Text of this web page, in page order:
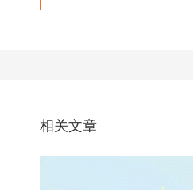
相关文章